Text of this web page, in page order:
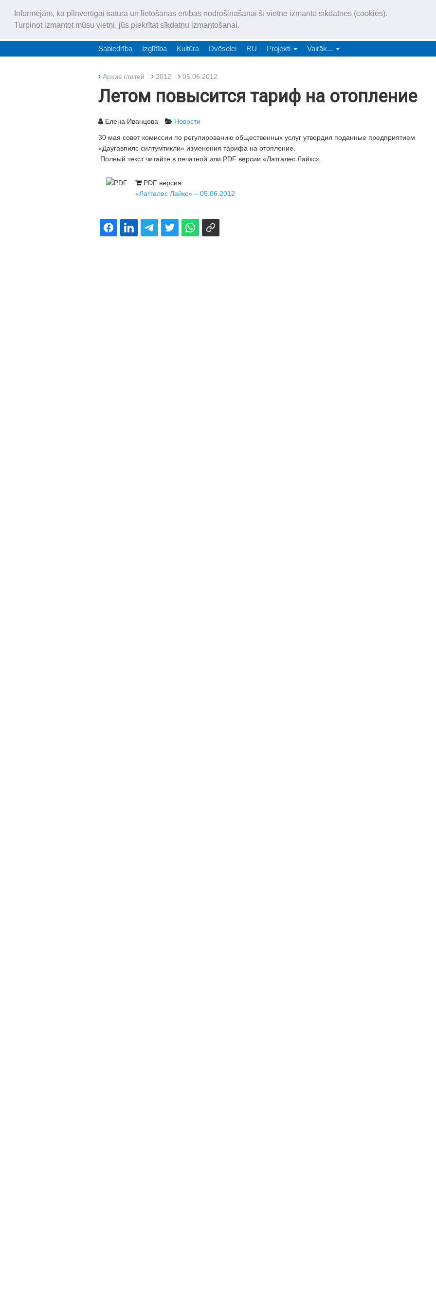
Informējam, ka pilnvērtīgai satura un lietošanas ērtības nodrošināšanai šī vietne izmanto sīkdatnes (cookies).
Turpinot izmantot mūsu vietni, jūs piekrītat sīkdatņu izmantošanai.
„Latgales Laiks” latviešu valodā aptver Daugavpils valstspilsētu,
Sabiedrība Izglītība Kultūra Dvēselei RU Projekti Vairāk...
Архив статей 2012 05.06.2012
Летом повысится тариф на отопление
Елена Иванцова Новости
30 мая совет комиссии по регулированию общественных услуг утвердил поданные предприятием
«Даугавпилс силтумтикли» изменения тарифа на отопление.
Полный текст читайте в печатной или PDF версии «Латгалес Лайкс».
PDF версия
«Латгалес Лайкс» – 05.06.2012